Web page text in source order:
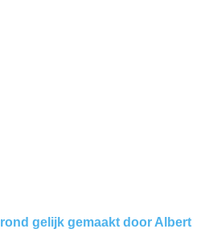
gelijk gemaakt door Albert